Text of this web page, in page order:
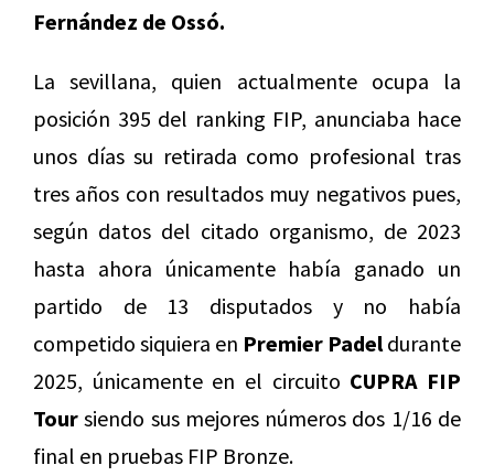
Fernández de Ossó.
La sevillana, quien actualmente ocupa la
posición 395 del ranking FIP, anunciaba hace
unos días su retirada como profesional tras
tres años con resultados muy negativos pues,
según datos del citado organismo, de 2023
hasta ahora únicamente había ganado un
partido de 13 disputados y no había
competido siquiera en Premier Padeldurante
2025, únicamente en el circuito CUPRA FIP
Tour siendo sus mejores números dos 1/16 de
final en pruebas FIP Bronze.